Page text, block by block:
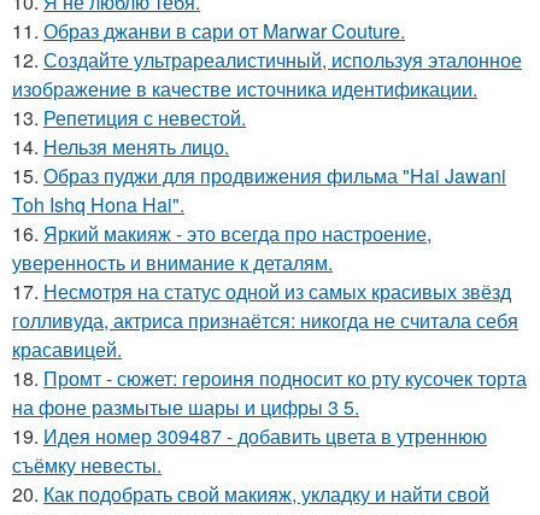
11. Образ джанви в сари от Marwar Couture.
12. Создайте ультрареалистичный, используя эталонное
изображение в качестве источника идентификации.
13. Репетиция с невестой.
14. Нельзя менять лицо.
15. Образ пуджи для продвижения фильма "Hai Jawani
Toh Ishq Hona Hai".
16. Яркий макияж - это всегда про настроение,
уверенность и внимание к деталям.
17. Несмотря на статус одной из самых красивых звёзд
голливуда, актриса признаётся: никогда не считала себя
красавицей.
18. Промт - сюжет: героиня подносит ко рту кусочек торта
на фоне размытые шары и цифры 3 5.
19. Идея номер 309487 - добавить цвета в утреннюю
съёмку невесты.
20. Как подобрать свой макияж, укладку и найти свой